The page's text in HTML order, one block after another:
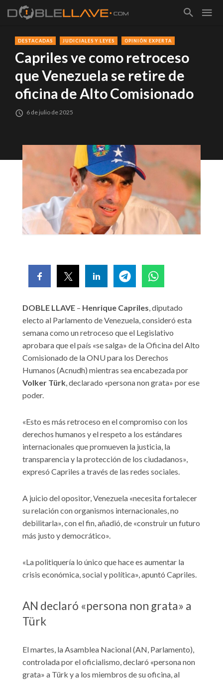
DESTACADAS JUDICIALES Y LEYES OPINIÓN EXPERTA
Capriles ve como retroceso
que Venezuela se retire de
oficina de Alto Comisionado
6 de julio de 2025
DOBLE LLAVE – Henrique Capriles, diputado
electo al Parlamento de Venezuela, consideró esta
semana como un retroceso que el Legislativo
aprobara que el país «se salga» de la Oficina del Alto
Comisionado de la ONU para los Derechos
Humanos (Acnudh) mientras sea encabezada por
Volker Türk, declarado «persona non grata» por ese
poder.
«Esto es más retroceso en el compromiso con los
derechos humanos y el respeto a los estándares
internacionales que promueven la justicia, la
transparencia y la protección de los ciudadanos»,
expresó Capriles a través de las redes sociales.
A juicio del opositor, Venezuela «necesita fortalecer
su relación con organismos internacionales, no
debilitarla», con el fin, añadió, de «construir un futuro
más justo y democrático».
«La politiquería lo único que hace es aumentar la
crisis económica, social y política», apuntó Capriles.
AN declaró «persona non grata» a
Türk
El martes, la Asamblea Nacional (AN, Parlamento),
controlada por el oficialismo, declaró «persona non
grata» a Türk y a los miembros de su oficina, al